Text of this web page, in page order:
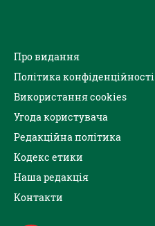
Про видання
Політика конфіденційності
Використання cookies
Угода користувача
Редакційна політика
Кодекс етики
Наша редакція
Контакти